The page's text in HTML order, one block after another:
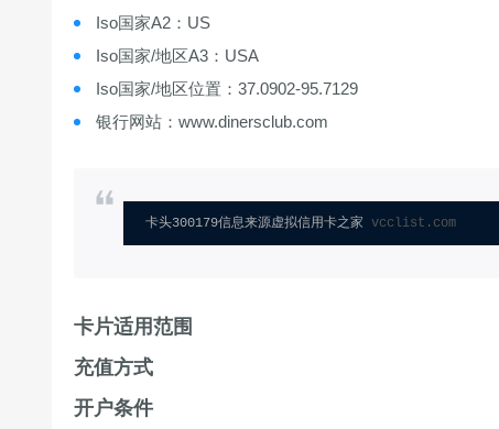
Iso国家A2：US
Iso国家/地区A3：USA
Iso国家/地区位置：37.0902-95.7129
银行网站：www.dinersclub.com
卡头300179信息来源虚拟信用卡之家 vcclist.com
卡片适用范围
充值方式
开户条件